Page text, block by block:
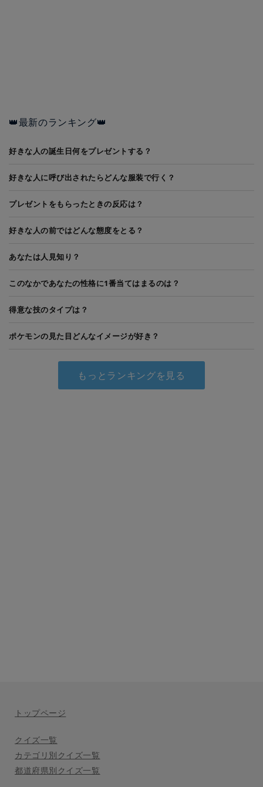
👑最新のランキング👑
好きな人の誕生日何をプレゼントする？
好きな人に呼び出されたらどんな服装で行く？
プレゼントをもらったときの反応は？
好きな人の前ではどんな態度をとる？
あなたは人見知り？
このなかであなたの性格に1番当てはまるのは？
得意な技のタイプは？
ポケモンの見た目どんなイメージが好き？
もっとランキングを見る
トップページ
クイズ一覧
カテゴリ別クイズ一覧
都道府県別クイズ一覧